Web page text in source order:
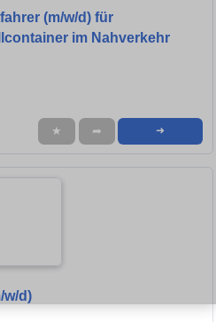
(m/w/d) für
im Nahverkehr
★ ➦ ➜
w/d)